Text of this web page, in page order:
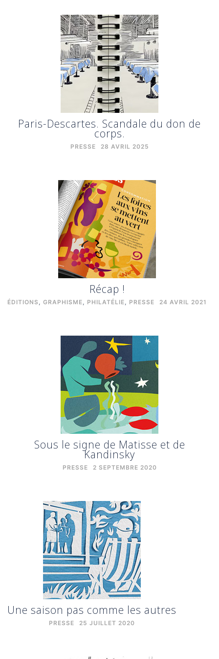
Paris-Descartes. Scandale du don de
corps.
PRESSE 28 AVRIL 2025
Récap !
ÉDITIONS , GRAPHISME, PHILATÉLIE, PRESSE 24 AVRIL 2021
Sous le signe de Matisse et de
Kandinsky
PRESSE 2 SEPTEMBRE 2020
Une saison pas comme les autres
PRESSE 25 JUILLET 2020